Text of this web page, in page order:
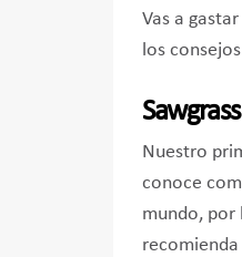
Vas a
los
Nuestro
conoce
mundo, por